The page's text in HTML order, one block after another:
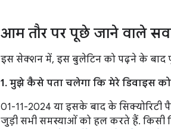
आम तौर पर पूछे जाने वाले
इस सेक्शन में, इस बुलेटिन को पढ़ने के बाद
1. मुझे कैसे पता चलेगा कि मेरे डिवाइस
01-11-2024 या इसके बाद के
जुड़ी सभी समस्याओं को हल करते हैं. किसी